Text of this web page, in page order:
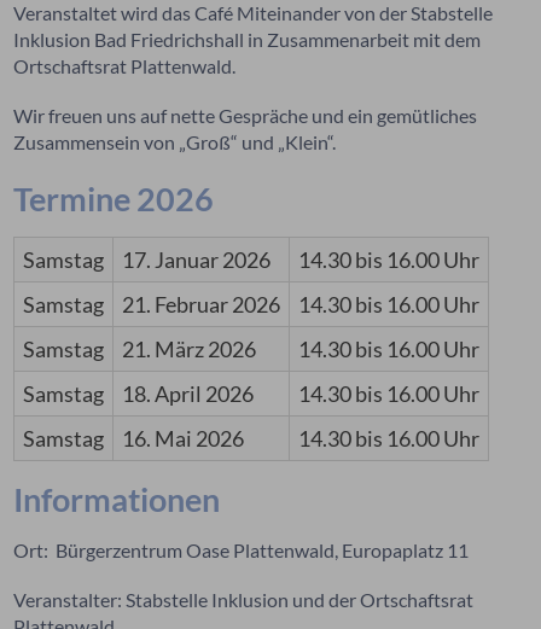
Veranstaltet wird das Café Miteinander von der Stabstelle
Inklusion Bad Friedrichshall in Zusammenarbeit mit dem
Ortschaftsrat Plattenwald.
Wir freuen uns auf nette Gespräche und ein gemütliches
Zusammensein von „Groß“ und „Klein“.
Termine 2026
Samstag 17. Januar 2026
14.30 bis 16.00 Uhr
Samstag
21. Februar 2026
14.30 bis 16.00 Uhr
Samstag
21. März 2026
14.30 bis 16.00 Uhr
Samstag
18. April 2026
14.30 bis 16.00 Uhr
Samstag
16. Mai 2026 14.30 bis 16.00 Uhr
Informationen
Ort: Bürgerzentrum Oase Plattenwald, Europaplatz 11
Veranstalter: Stabstelle Inklusion und der Ortschaftsrat